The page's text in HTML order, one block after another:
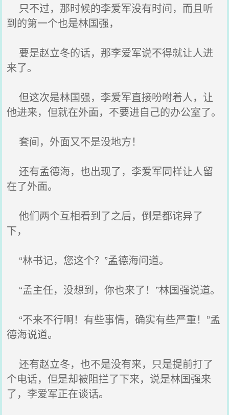
只不过，那时候的李爱军没有时间，而且听
到的第一个也是林国强，
要是赵立冬的话，那李爱军说不得就让人进
来了。
但这次是林国强，李爱军直接吩咐着人，让
他进来，但就在外面，不要进自己的办公室了。
套间，外面又不是没地方！
还有孟德海，也出现了，李爱军同样让人留
在了外面。
他们两个互相看到了之后，倒是都诧异了
下，
“林书记，您这个？”孟德海问道。
“孟主任，没想到，你也来了！”林国强说道。
“不来不行啊！有些事情，确实有些严重！”孟
德海说道。
还有赵立冬，也不是没有来，只是提前打了
个电话，但是却被阻拦了下来，说是林国强来
了，李爱军正在谈话。